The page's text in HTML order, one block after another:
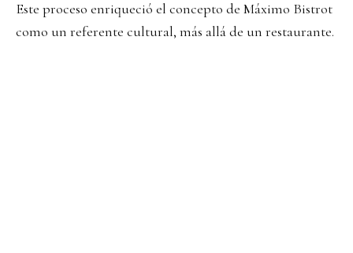
Este proceso enriqueció el concepto de Máximo Bistrot
como un referente cultural, más allá de un restaurante.